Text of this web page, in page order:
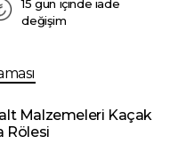
15 gün içinde iade
değişim
Malzemeleri Kaçak
Rölesi